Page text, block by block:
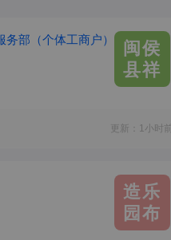
部（个体工商户）
闽侯
县祥
更新：1小时前
造乐
园布